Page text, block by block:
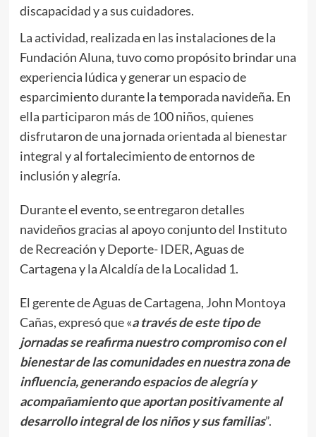
discapacidad y a sus cuidadores.
La actividad, realizada en las instalaciones de la
Fundación Aluna, tuvo como propósito brindar una
experiencia lúdica y generar un espacio de
esparcimiento durante la temporada navideña. En
ella participaron más de 100 niños, quienes
disfrutaron de una jornada orientada al bienestar
integral y al fortalecimiento de entornos de
inclusión y alegría.
Durante el evento, se entregaron detalles
navideños gracias al apoyo conjunto del Instituto
de Recreación y Deporte- IDER, Aguas de
Cartagena y la Alcaldía de la Localidad 1.
El gerente de Aguas de Cartagena, John Montoya
Cañas, expresó que «a través de este tipo de
jornadas se reafirma nuestro compromiso con el
bienestar de las comunidades en nuestra zona de
influencia, generando espacios de alegría y
acompañamiento que aportan positivamente al
desarrollo integral de los niños y sus familias”.